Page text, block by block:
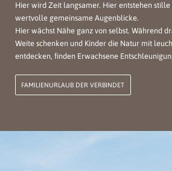
Hier wird Zeit langsamer. Hier entstehen
wertvolle gemeinsame Augenblicke.
Hier wächst Nähe ganz von selbst. Während
Weite schenken und Kinder die Natur mit
entdecken, finden Erwachsene
FAMILIENURLAUB DER VERBINDET